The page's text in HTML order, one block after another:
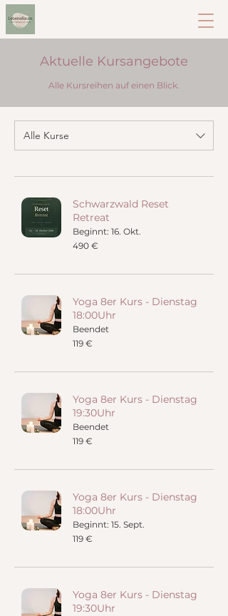
Aktuelle Kursangebote
Alle Kursreihen auf einen Blick.
Alle Kurse
Schwarzwald Reset
Retreat
Beginnt: 16. Okt.
490
Euro
490 €
Yoga 8er Kurs - Dienstag
18:00Uhr
Beendet
119
Euro
119 €
Yoga 8er Kurs - Dienstag
19:30Uhr
Beendet
119
Euro
119 €
Yoga 8er Kurs - Dienstag
18:00Uhr
Beginnt: 15. Sept.
119
Euro
119 €
Yoga 8er Kurs - Dienstag
19:30Uhr